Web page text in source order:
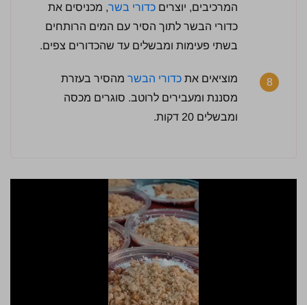
המרכיבים, יוצרים כדורי בשר, מכניסים את
כדורי הבשר לתוך הסיר עם המים הרותחים
בשתי פעימות ומבשלים עד שהכדורים צפים.
8 מוציאים את כדורי הבשר מהסיר בעזרת
מסננת ומעבירים לרוטב. סוגרים מכסה
ומבשלים 20 דקות.